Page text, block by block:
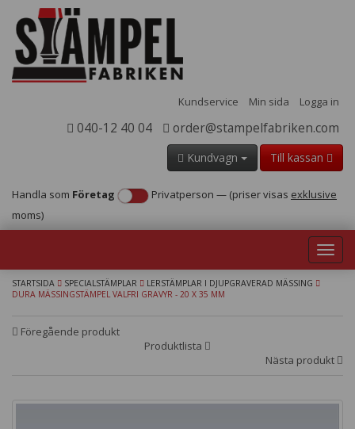
Kundservice Min sida Logga in
040-12 40 04 order@stampelfabriken.com
Kundvagn Till kassan
Handla som Företag Privatperson — (priser visas exklusive
moms)
STARTSIDA SPECIALSTÄMPLAR
LERSTÄMPLAR I DJUPGRAVERAD MÄSSING
DURA MÄSSINGSTÄMPEL VALFRI GRAVYR - 20 X 35 MM
Föregående produkt
Produktlista
Nästa produkt